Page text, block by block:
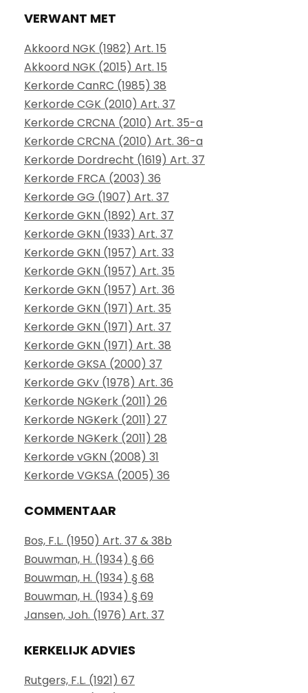
VERWANT MET
Akkoord NGK (1982) Art. 15
Akkoord NGK (2015) Art. 15
Kerkorde CanRC (1985) 38
Kerkorde CGK (2010) Art. 37
Kerkorde CRCNA (2010) Art. 35-a
Kerkorde CRCNA (2010) Art. 36-a
Kerkorde Dordrecht (1619) Art. 37
Kerkorde FRCA (2003) 36
Kerkorde GG (1907) Art. 37
Kerkorde GKN (1892) Art. 37
Kerkorde GKN (1933) Art. 37
Kerkorde GKN (1957) Art. 33
Kerkorde GKN (1957) Art. 35
Kerkorde GKN (1957) Art. 36
Kerkorde GKN (1971) Art. 35
Kerkorde GKN (1971) Art. 37
Kerkorde GKN (1971) Art. 38
Kerkorde GKSA (2000) 37
Kerkorde GKv (1978) Art. 36
Kerkorde NGKerk (2011) 26
Kerkorde NGKerk (2011) 27
Kerkorde NGKerk (2011) 28
Kerkorde vGKN (2008) 31
Kerkorde VGKSA (2005) 36
COMMENTAAR
Bos, F.L. (1950) Art. 37 & 38b
Bouwman, H. (1934) § 66
Bouwman, H. (1934) § 68
Bouwman, H. (1934) § 69
Jansen, Joh. (1976) Art. 37
KERKELIJK ADVIES
Rutgers, F.L. (1921) 67